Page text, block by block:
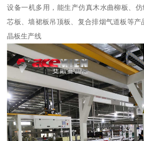
设备一机多用，能生产仿真木水曲柳板、
芯板、墙裙板吊顶板、复合排烟气道板等产
晶板生产线